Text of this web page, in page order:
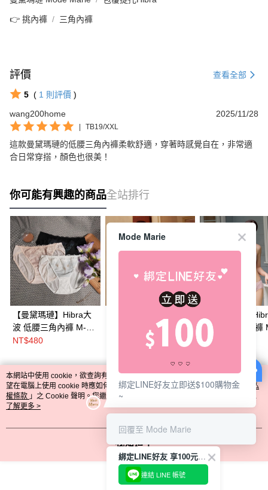
👉 挑內褲 三角內褲
評價 查看全部
5 ( 1 則評價 )
wang200home
2025/11/28
| TB19/XXL
這款曼黛瑪璉的低腰三角內褲柔軟舒適，穿著時感覺自在，非常適
合日常穿搭，顏色也很美！
你可能有興趣的商品全站排行
【曼黛瑪璉】Hibra大
波 低腰三角內褲 M-
XL(牙白/糖霜粉/湛藍
NT$480
波 低腰三角內褲 M-
XXL(黑/晨光藍/琉光膚)
【曼黛瑪璉】
波 中腰三角內褲
XXL(冰河灰/蜜膚
NT$580
熱門標籤
本網站中使用 cookie，欲查詢有關本網站使用 cookie 方式之詳情，及若您不希
望在電腦上使用 cookie 時應如何變更電腦的 cookie 設定，請參閱本網站「
隱私
權條款 」之 Cookie 聲明。您繼續使用本網站即表示您同意本公司得按本網站使
用條款之 Cookie 聲明使用 cookie。
了解更多 >
我知道了
Mode Marie
綁定LINE好友立即送$100購物金
~
回覆至 Mode Marie
綁定LINE好友 享100元折價券
連結 LINE 帳號